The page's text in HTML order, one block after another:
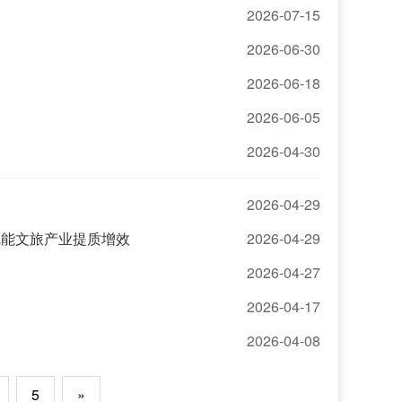
2026-07-15
2026-06-30
2026-06-18
2026-06-05
2026-04-30
2026-04-29
2026-04-29
文旅产业提质增效
2026-04-27
2026-04-17
2026-04-08
5 »